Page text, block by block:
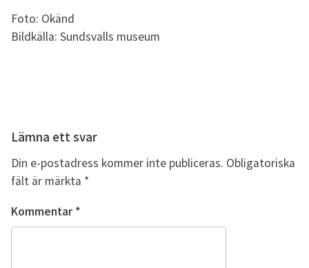
Foto: Okänd
Bildkälla: Sundsvalls museum
Lämna ett svar
Din e-postadress kommer inte publiceras. Obligatoriska
fält är märkta *
Kommentar*